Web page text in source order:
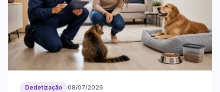
Dedetização 08/07/2026